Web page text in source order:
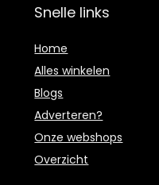
Snelle links
Home
Alles winkelen
Blogs
Adverteren?
Onze webshops
Overzicht